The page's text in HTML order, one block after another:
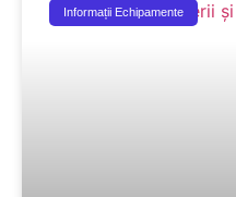
Informații Echipamente